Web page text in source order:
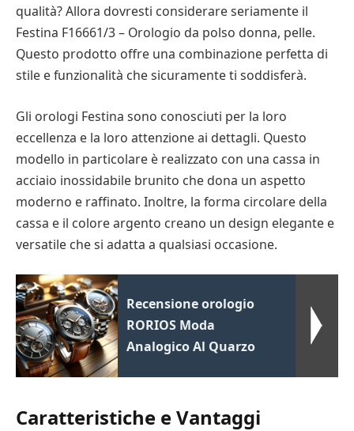
qualità? Allora dovresti considerare seriamente il
Festina F16661/3 – Orologio da polso donna, pelle.
Questo prodotto offre una combinazione perfetta di
stile e funzionalità che sicuramente ti soddisferà.
Gli orologi Festina sono conosciuti per la loro
eccellenza e la loro attenzione ai dettagli. Questo
modello in particolare è realizzato con una cassa in
acciaio inossidabile brunito che dona un aspetto
moderno e raffinato. Inoltre, la forma circolare della
cassa e il colore argento creano un design elegante e
versatile che si adatta a qualsiasi occasione.
Recensione orologio
RORIOS Moda
Analogico Al Quarzo
Caratteristiche e Vantaggi